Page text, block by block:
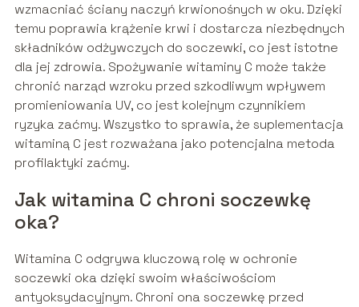
wzmacniać ściany naczyń krwionośnych w oku. Dzięki
temu poprawia krążenie krwi i dostarcza niezbędnych
składników odżywczych do soczewki, co jest istotne
dla jej zdrowia. Spożywanie witaminy C może także
chronić narząd wzroku przed szkodliwym wpływem
promieniowania UV, co jest kolejnym czynnikiem
ryzyka zaćmy. Wszystko to sprawia, że suplementacja
witaminą C jest rozważana jako potencjalna metoda
profilaktyki zaćmy.
Jak witamina C chroni soczewkę
oka?
Witamina C odgrywa kluczową rolę w ochronie
soczewki oka dzięki swoim właściwościom
antyoksydacyjnym. Chroni ona soczewkę przed